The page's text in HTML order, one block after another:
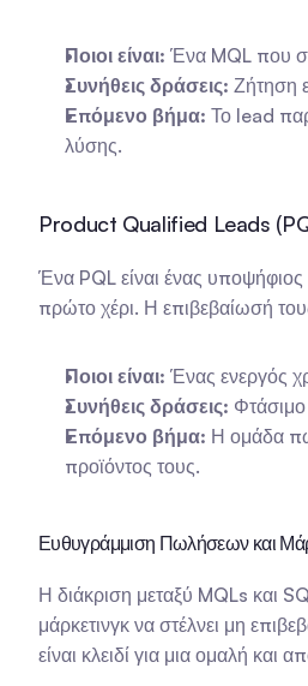
Ποιοι είναι: Ένα MQL που
Συνήθεις δράσεις: Ζήτηση
Επόμενο βήμα: Το lead
λύσης.
Product Qualified Leads
Ένα PQL είναι ένας
πρώτο χέρι. Η επιβεβαίωσή
Ποιοι είναι: Ένας ενεργός
Συνήθεις δράσεις:
Επόμενο βήμα: Η ομάδα
προϊόντος τους.
Ευθυγράμμιση Πωλήσεων και
Η διάκριση μεταξύ MQLs και
μάρκετινγκ να στέλνει μη
είναι κλειδί για μια ομαλή και